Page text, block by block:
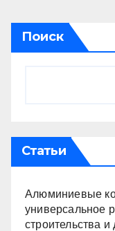
Поиск
Статьи
Алюминиевые
универсальное
строительства и